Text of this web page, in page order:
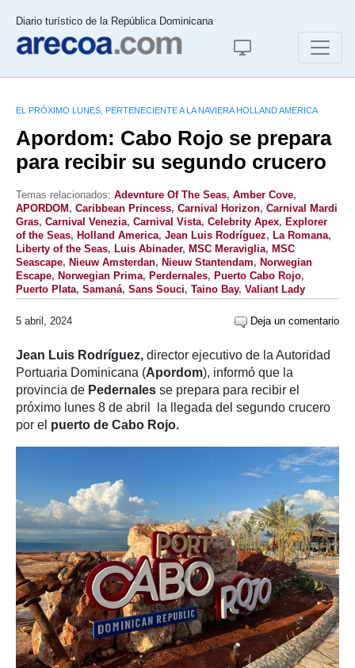
Diario turístico de la República Dominicana
EL PRÓXIMO LUNES, PERTENECIENTE A LA NAVIERA HOLLAND AMERICA
Apordom: Cabo Rojo se prepara
para recibir su segundo crucero
Temas relacionados: Adevnture Of The Seas, Amber Cove,
APORDOM , Caribbean Princess, Carnival Horizon, Carnival Mardi
Gras, Carnival Venezia, Carnival Vista, Celebrity Apex, Explorer
of the Seas, Holland America, Jean Luis Rodríguez, La Romana,
Liberty of the Seas, Luis Abinader, MSC Meraviglia, MSC
Seascape, Nieuw Amsterdan, Nieuw Stantendam, Norwegian
Escape, Norwegian Prima, Perdernales, Puerto Cabo Rojo,
Puerto Plata, Samaná, Sans Souci, Taino Bay, Valiant Lady
5 abril, 2024 Deja un comentario
Jean Luis Rodríguez, director ejecutivo de la Autoridad
Portuaria Dominicana (Apordom), informó que la
provincia de Pedernales se prepara para recibir el
próximo lunes 8 de abril la llegada del segundo crucero
por el puerto de Cabo Rojo.